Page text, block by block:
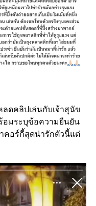
ดคลิปเล่นกับเจ้าสุนัข
อมระบุข้อความยืนยัน
าคอร์กี้สุดน่ารักตัวนี้แต่